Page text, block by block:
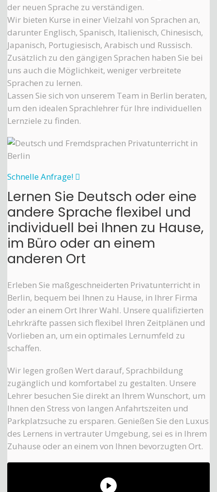
der neuen Sprache zu verständigen.
Wir bieten Kurse in einer Vielzahl von Sprachen an,
darunter Englisch, Spanisch, Italienisch, Chinesisch,
Japanisch, Portugiesisch, Arabisch und Russisch.
Zusätzlich zu den gängigen Sprachen haben Sie bei
uns auch die Möglichkeit, weniger verbreitete
Sprachen zu lernen.
Lassen Sie sich von unserem Team in Berlin beraten,
um den idealen Sprachlehrer für Ihre individuellen
Lernziele zu finden.
Schnelle Anfrage!
Lernen Sie Deutsch oder eine
andere Sprache flexibel und
individuell bei Ihnen zu Hause,
im Büro oder an einem
anderen Ort
Erleben Sie maßgeschneiderten Privatunterricht in
Berlin, bequem bei Ihnen zu Hause, in Ihrer Firma
oder an einem Ort Ihrer Wahl. Unsere qualifizierten
Lehrkräfte passen sich flexibel Ihren Zeitplänen und
Vorlieben an, um ein optimales Lernumfeld zu
schaffen.
Wir legen großen Wert darauf, Sprachbildung
zugänglich und komfortabel zu gestalten. Unsere
Lehrer besuchen Sie direkt an Ihrem Wunschort, um
Ihnen den Stress von langen Anfahrtszeiten und
Parkplatzsuche zu ersparen. Genießen Sie den Luxus
des Lernens in vertrauter Umgebung, sei es in Ihrem
Zuhause oder an einem von Ihnen bevorzugten Ort.